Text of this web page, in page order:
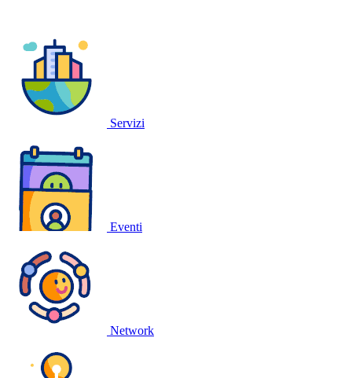
Servizi
Eventi
Network